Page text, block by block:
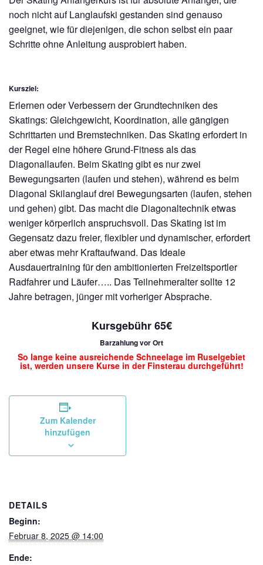
noch nicht auf Langlaufski gestanden sind genauso
geeignet, wie für diejenigen, die schon selbst ein paar
Schritte ohne Anleitung ausprobiert haben.
Kursziel:
Erlernen oder Verbessern der Grundtechniken des
Skatings: Gleichgewicht, Koordination, alle gängigen
Schrittarten und Bremstechniken. Das Skating erfordert in
der Regel eine höhere Grund-Fitness als das
Diagonallaufen. Beim Skating gibt es nur zwei
Bewegungsarten (laufen und stehen), während es beim
Diagonal Skilanglauf drei Bewegungsarten (laufen, stehen
und gehen) gibt. Das macht die Diagonaltechnik etwas
weniger körperlich anspruchsvoll. Das Skating ist im
Gegensatz dazu freier, flexibler und dynamischer, erfordert
aber etwas mehr Kraftaufwand. Das Ideale
Ausdauertraining für den ambitionierten Freizeitsportler
Radfahrer und Läufer….. Das Teilnehmeralter sollte 12
Jahre betragen, jünger mit vorheriger Absprache.
Kursgebühr 65€
Barzahlung vor Ort
So lange keine ausreichende Schneelage im Ruselgebiet
ist, werden unsere Kurse in der Finsterau durchgeführt!
Zum Kalender
hinzufügen
DETAILS
Beginn:
Februar 8, 2025 @ 14:00
Ende: